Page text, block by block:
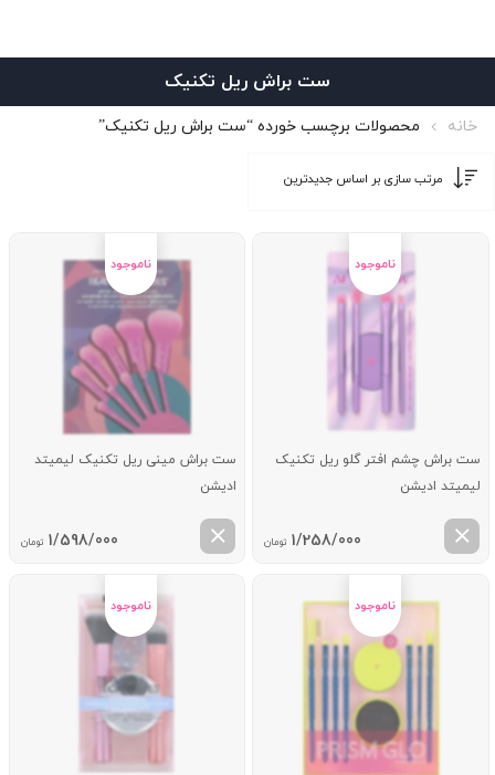
ست براش ریل تکنیک
خانه محصولات برچسب خورده “ست براش ریل تکنیک”
ست براش چشم افتر گلو ریل تکنیک
لیمیتد ادیشن
1/258/000 تومان
ست براش مینی ریل تکنیک لیمیتد
ادیشن
1/598/000 تومان